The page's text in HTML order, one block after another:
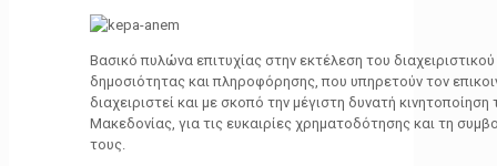
Βασικό πυλώνα επιτυχίας στην εκτέλεση του
δημοσιότητας και πληροφόρησης, που υπηρετούν τον
διαχειριστεί και με σκοπό την μέγιστη δυνατή
Μακεδονίας, για τις ευκαιρίες χρηματοδότησης και τη
τους.